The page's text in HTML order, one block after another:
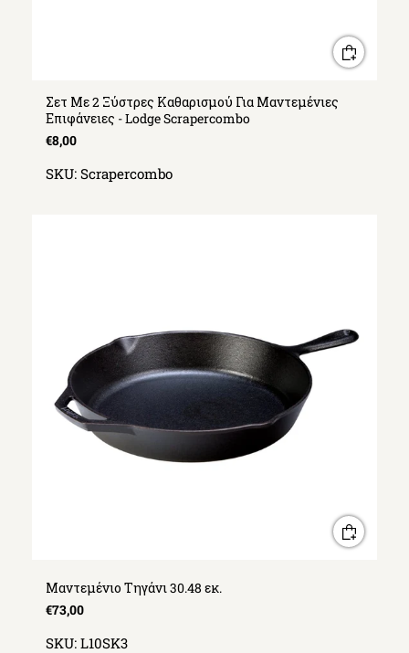
Σετ Με 2 Ξύστρες Καθαρισμού Για Μαντεμένιες
Επιφάνειες - Lodge Scrapercombo
€8,00
SKU: Scrapercombo
Μαντεμένιο Τηγάνι 30.48 εκ.
€73,00
SKU: L10SK3